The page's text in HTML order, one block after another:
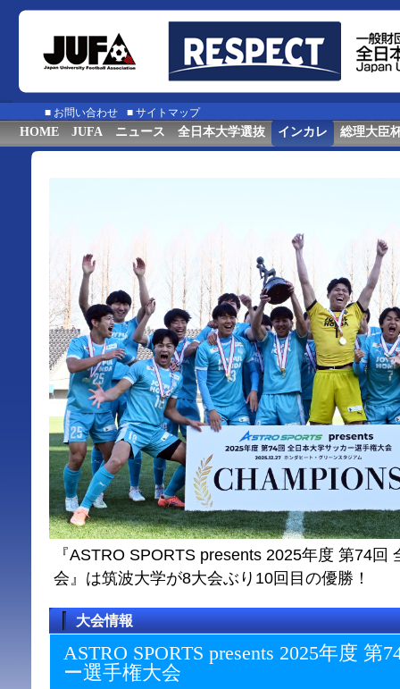
■ お問い合わせ ■ サイトマップ
HOME JUFA ニュース 全日本大学選抜 インカレ 総理大臣
『ASTRO SPORTS presents 2025年度 第74回
会』は筑波大学が8大会ぶり10回目の優勝！
大会情報
ASTRO SPORTS presents 2025年度
ー選⼿権⼤会